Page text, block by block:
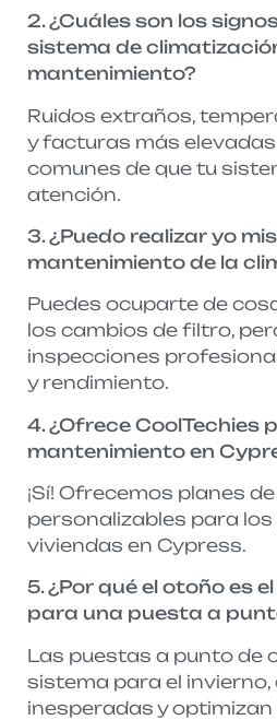
2. ¿Cuáles son los
sistema de
mantenimiento?
Ruidos extraños,
y facturas más
comunes de que tu
atención.
3. ¿Puedo realizar yo
mantenimiento de la
Puedes ocuparte de
los cambios de filtro,
inspecciones
y rendimiento.
4. ¿Ofrece CoolTechies
mantenimiento en
¡Sí! Ofrecemos planes
personalizables para
viviendas en Cypress.
5. ¿Por qué el otoño es
para una puesta a
Las puestas a punto de
sistema para el
inesperadas y optimizan